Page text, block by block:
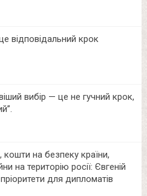
відповідальний крок
вибір — це не гучний крок,
кошти на безпеку країни,
на територію росії: Євгеній
для дипломатів